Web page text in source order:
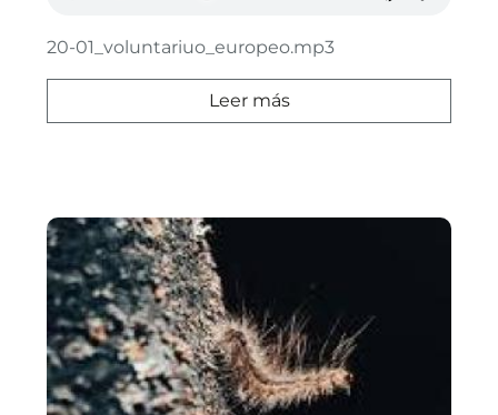
Leer más
20-01_voluntariuo_europeo.mp3